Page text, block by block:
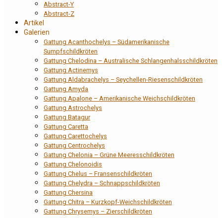
Abstract-Y
Abstract-Z
Artikel
Galerien
Gattung Acanthochelys – Südamerikanische
Sumpfschildkröten
Gattung Chelodina – Australische Schlangenhalsschildkröten
Gattung Actinemys
Gattung Aldabrachelys – Seychellen-Riesenschildkröten
Gattung Amyda
Gattung Apalone – Amerikanische Weichschildkröten
Gattung Astrochelys
Gattung Batagur
Gattung Caretta
Gattung Carettochelys
Gattung Centrochelys
Gattung Chelonia – Grüne Meeresschildkröten
Gattung Chelonoidis
Gattung Chelus – Fransenschildkröten
Gattung Chelydra – Schnappschildkröten
Gattung Chersina
Gattung Chitra – Kurzkopf-Weichschildkröten
Gattung Chrysemys – Zierschildkröten